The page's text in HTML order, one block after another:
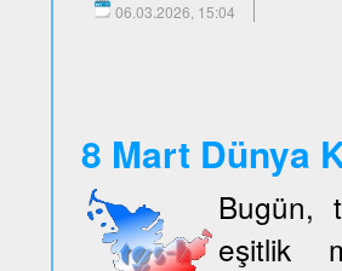
06.03.2026, 15:04
8 Mart Dünya
Bugün,
eşitlik